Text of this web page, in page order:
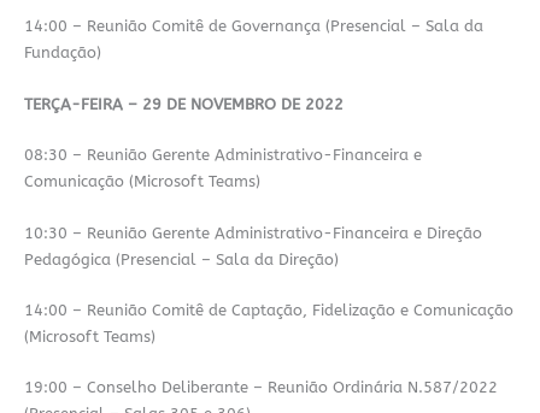
14:00 – Reunião Comitê de Governança (Presencial – Sala da
Fundação)
TERÇA-FEIRA – 29 DE NOVEMBRO DE 2022
08:30 – Reunião Gerente Administrativo-Financeira e
Comunicação (Microsoft Teams)
10:30 – Reunião Gerente Administrativo-Financeira e Direção
Pedagógica (Presencial – Sala da Direção)
14:00 – Reunião Comitê de Captação, Fidelização e Comunicação
(Microsoft Teams)
19:00 – Conselho Deliberante – Reunião Ordinária N.587/2022